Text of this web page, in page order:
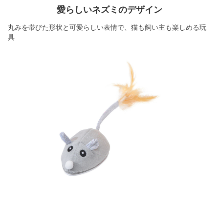
愛らしいネズミのデザイン
丸みを帯びた形状と可愛らしい表情で、猫も飼い主も楽しめる玩
具